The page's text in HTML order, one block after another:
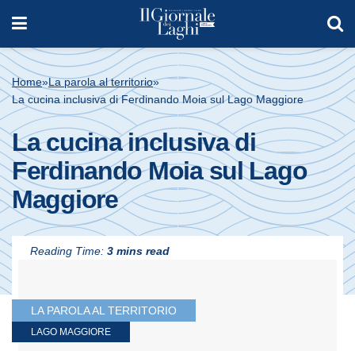
Home»La parola al territorio»
La cucina inclusiva di Ferdinando Moia sul Lago Maggiore
La cucina inclusiva di
Ferdinando Moia sul Lago
Maggiore
Reading Time: 3 mins read
LA PAROLA AL TERRITORIO
LAGO MAGGIORE